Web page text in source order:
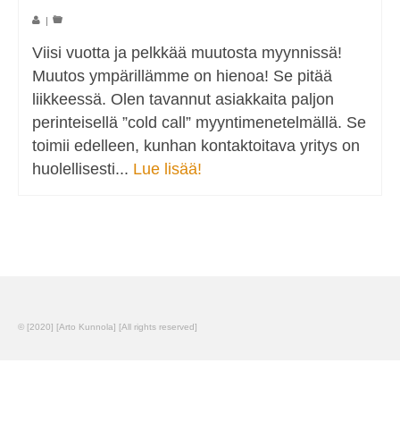
|
Viisi vuotta ja pelkkää muutosta myynnissä!
Muutos ympärillämme on hienoa! Se pitää
liikkeessä. Olen tavannut asiakkaita paljon
perinteisellä ”cold call” myyntimenetelmällä. Se
toimii edelleen, kunhan kontaktoitava yritys on
huolellisesti... Lue lisää!
© [2020] [Arto Kunnola] [All rights reserved]